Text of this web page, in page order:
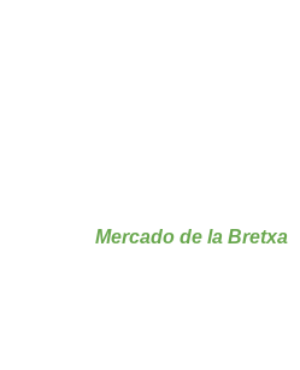
Mercado de la Bretxa